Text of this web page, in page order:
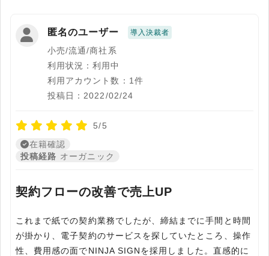
匿名のユーザー 導入決裁者
小売/流通/商社系
利用状況：利用中
利用アカウント数：1件
投稿日：2022/02/24
5/5
在籍確認
投稿経路 オーガニック
契約フローの改善で売上UP
これまで紙での契約業務でしたが、締結までに手間と時間
が掛かり、電子契約のサービスを探していたところ、操作
性、費用感の面でNINJA SIGNを採用しました。直感的に